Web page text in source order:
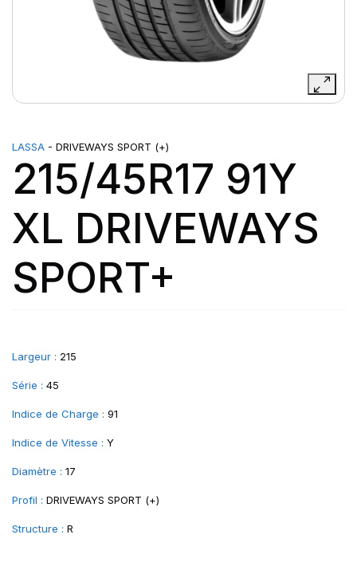
LASSA - DRIVEWAYS SPORT (+)
215/45R17 91Y
XL DRIVEWAYS
SPORT+
Largeur : 215
Série : 45
Indice de Charge : 91
Indice de Vitesse : Y
Diamètre : 17
Profil : DRIVEWAYS SPORT (+)
Structure : R